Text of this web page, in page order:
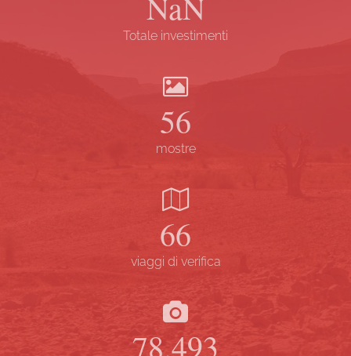
Totale investimenti
57
mostre
67
viaggi di verifica
79.823